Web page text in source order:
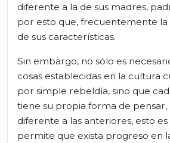
diferente a la de sus madres,
por esto que, frecuentemente la
de sus características.
Sin embargo, no sólo es
cosas establecidas en la cultura
por simple rebeldía, sino que
tiene su propia forma de pensar,
diferente a las anteriores, esto
permite que exista progreso en